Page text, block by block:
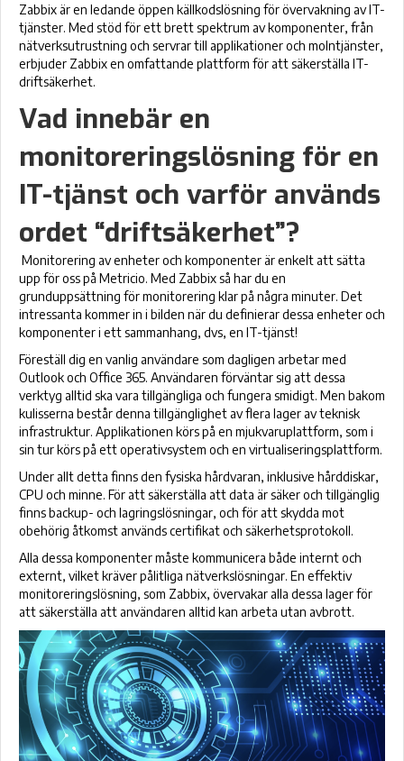
Zabbix är en ledande öppen källkodslösning för övervakning av IT-
tjänster. Med stöd för ett brett spektrum av komponenter, från
nätverksutrustning och servrar till applikationer och molntjänster,
erbjuder Zabbix en omfattande plattform för att säkerställa IT-
driftsäkerhet.
Vad innebär en
monitoreringslösning för en
IT-tjänst och varför används
ordet “driftsäkerhet”?
Monitorering av enheter och komponenter är enkelt att sätta
upp för oss på Metricio. Med Zabbix så har du en
grunduppsättning för monitorering klar på några minuter. Det
intressanta kommer in i bilden när du definierar dessa enheter och
komponenter i ett sammanhang, dvs, en IT-tjänst!
Föreställ dig en vanlig användare som dagligen arbetar med
Outlook och Office 365. Användaren förväntar sig att dessa
verktyg alltid ska vara tillgängliga och fungera smidigt. Men bakom
kulisserna består denna tillgänglighet av flera lager av teknisk
infrastruktur. Applikationen körs på en mjukvaruplattform, som i
sin tur körs på ett operativsystem och en virtualiseringsplattform.
Under allt detta finns den fysiska hårdvaran, inklusive hårddiskar,
CPU och minne. För att säkerställa att data är säker och tillgänglig
finns backup- och lagringslösningar, och för att skydda mot
obehörig åtkomst används certifikat och säkerhetsprotokoll.
Alla dessa komponenter måste kommunicera både internt och
externt, vilket kräver pålitliga nätverkslösningar. En effektiv
monitoreringslösning, som Zabbix, övervakar alla dessa lager för
att säkerställa att användaren alltid kan arbeta utan avbrott.